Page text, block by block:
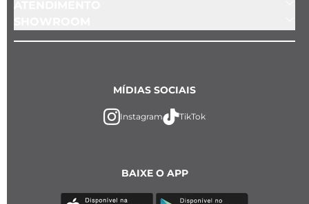
BAIXE O APP
MÍDIAS SOCIAIS
Instagram TikTok